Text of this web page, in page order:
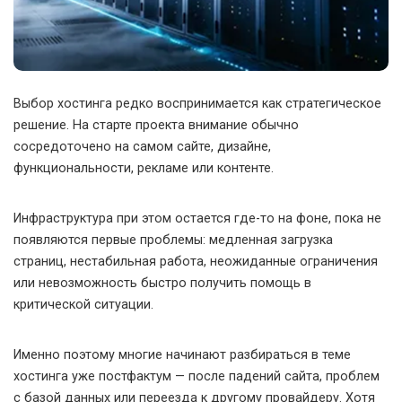
Выбор хостинга редко воспринимается как стратегическое
решение. На старте проекта внимание обычно
сосредоточено на самом сайте, дизайне,
функциональности, рекламе или контенте.
Инфраструктура при этом остается где-то на фоне, пока не
появляются первые проблемы: медленная загрузка
страниц, нестабильная работа, неожиданные ограничения
или невозможность быстро получить помощь в
критической ситуации.
Именно поэтому многие начинают разбираться в теме
хостинга уже постфактум — после падений сайта, проблем
с базой данных или переезда к другому провайдеру. Хотя